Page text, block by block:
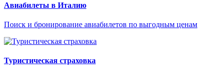
Авиабилеты в Италию
Поиск и бронирование авиабилетов по выгодным ценам
Туристическая страховка